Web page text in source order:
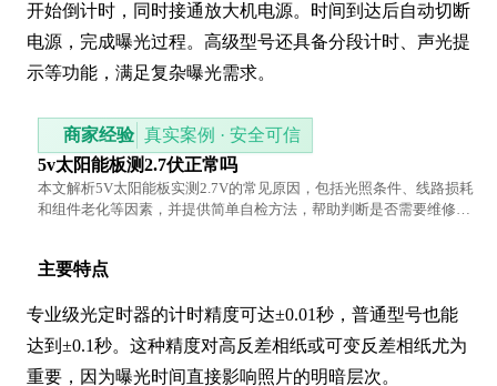
开始倒计时，同时接通放大机电源。时间到达后自动切断
电源，完成曝光过程。高级型号还具备分段计时、声光提
示等功能，满足复杂曝光需求。
商家经验 真实案例 · 安全可信
5v太阳能板测2.7伏正常吗
本文解析5V太阳能板实测2.7V的常见原因，包括光照条件、线路损耗
和组件老化等因素，并提供简单自检方法，帮助判断是否需要维修或
主要特点
专业级光定时器的计时精度可达±0.01秒，普通型号也能
达到±0.1秒。这种精度对高反差相纸或可变反差相纸尤为
重要，因为曝光时间直接影响照片的明暗层次。